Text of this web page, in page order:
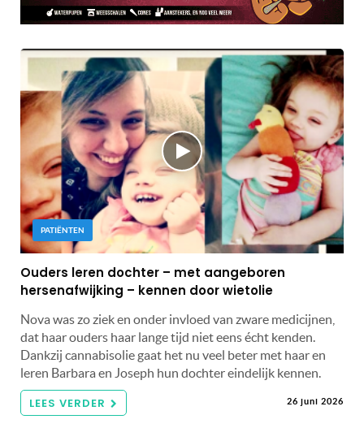
PATIËNTEN
Ouders leren dochter – met aangeboren
hersenafwijking – kennen door wietolie
Nova was zo ziek en onder invloed van zware medicijnen,
dat haar ouders haar lange tijd niet eens écht kenden.
Dankzij cannabisolie gaat het nu veel beter met haar en
leren Barbara en Joseph hun dochter eindelijk kennen.
LEES VERDER 26 juni 2026